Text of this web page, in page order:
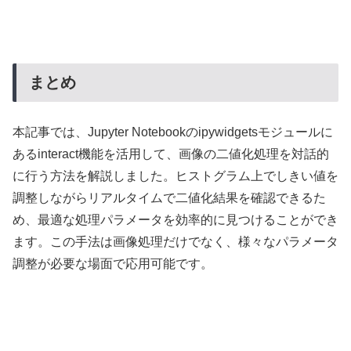
まとめ
本記事では、Jupyter Notebookのipywidgetsモジュールに
あるinteract機能を活用して、画像の二値化処理を対話的
に行う方法を解説しました。ヒストグラム上でしきい値を
調整しながらリアルタイムで二値化結果を確認できるた
め、最適な処理パラメータを効率的に見つけることができ
ます。この手法は画像処理だけでなく、様々なパラメータ
調整が必要な場面で応用可能です。